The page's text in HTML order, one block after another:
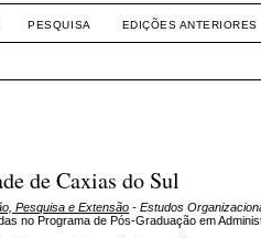
PESQUISA EDIÇÕES ANTERIORES
de Caxias do Sul
Pesquisa e Extensão - Estudos
no Programa de Pós-Graduação em